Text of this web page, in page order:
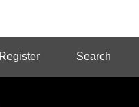
Register Search